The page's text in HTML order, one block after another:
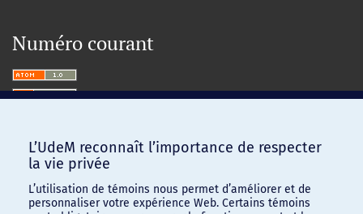
Numéro courant
L’UdeM reconnaît l’importance de respecter
la vie privée
L’utilisation de témoins nous permet d’améliorer et de
personnaliser votre expérience Web. Certains témoins